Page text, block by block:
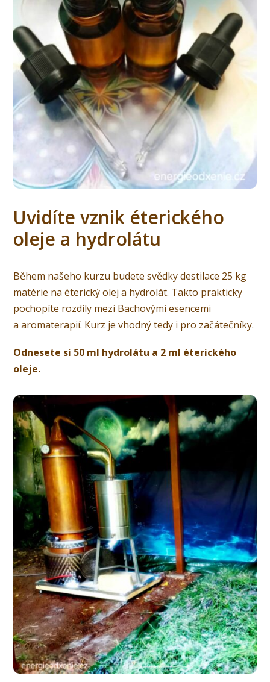
Uvidíte vznik éterického
oleje a hydrolátu
Během našeho kurzu budete svědky destilace 25 kg
matérie na éterický olej a hydrolát. Takto prakticky
pochopíte rozdíly mezi Bachovými esencemi
a aromaterapií. Kurz je vhodný tedy i pro začátečníky.
Odnesete si 50 ml hydrolátu a 2 ml éterického
oleje.